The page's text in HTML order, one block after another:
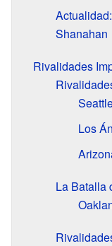
Shanahan
Rivalidades
Los
La Batalla